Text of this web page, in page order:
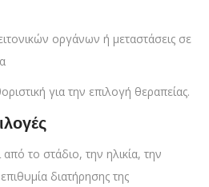
οργάνων ή μεταστάσεις σε
για την επιλογή θεραπείας.
το στάδιο, την ηλικία, την
διατήρησης της